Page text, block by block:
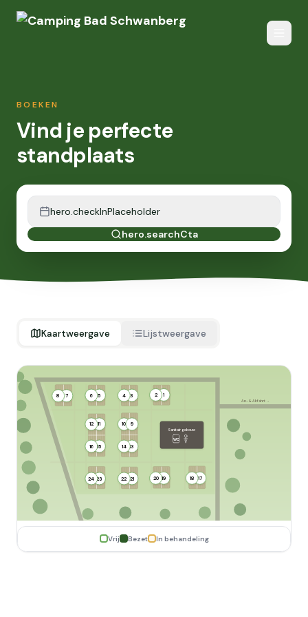
BOEKEN
Vind je perfecte
standplaats
hero.checkInPlaceholder
hero.searchCta
Kaartweergave Lijstweergave
An- & Abfahrt →
Sanitair gebouw
WC
1
10
11
12
13
14
15
16
17
18
19
2
20
21
22
23
24
3
4
5
6
7
8
9
Vrij Bezet In behandeling